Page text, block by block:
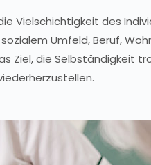
Vielschichtigkeit des
Umfeld, Beruf,
Ziel, die Selbständigkeit